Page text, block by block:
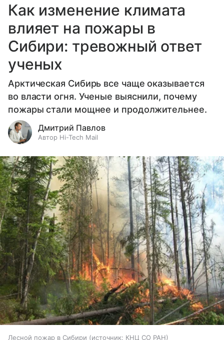
Как изменение климата
влияет на пожары в
Сибири: тревожный ответ
ученых
Арктическая Сибирь все чаще оказывается
во власти огня. Ученые выяснили, почему
пожары стали мощнее и продолжительнее.
Дмитрий Павлов
Автор Hi-Tech Mail
Лесной пожар в Сибири источник: КНЦ СО РАН